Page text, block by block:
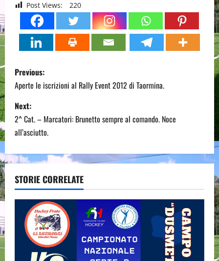
Post Views: 220
P
o
s
t
n
a
v
Previous:
Aperte le iscrizioni al Rally Event 2012 di Taormina.
Next:
2^ Cat. – Marcatori: Brunetto sempre al comando. Noce
all’asciutto.
STORIE CORRELATE